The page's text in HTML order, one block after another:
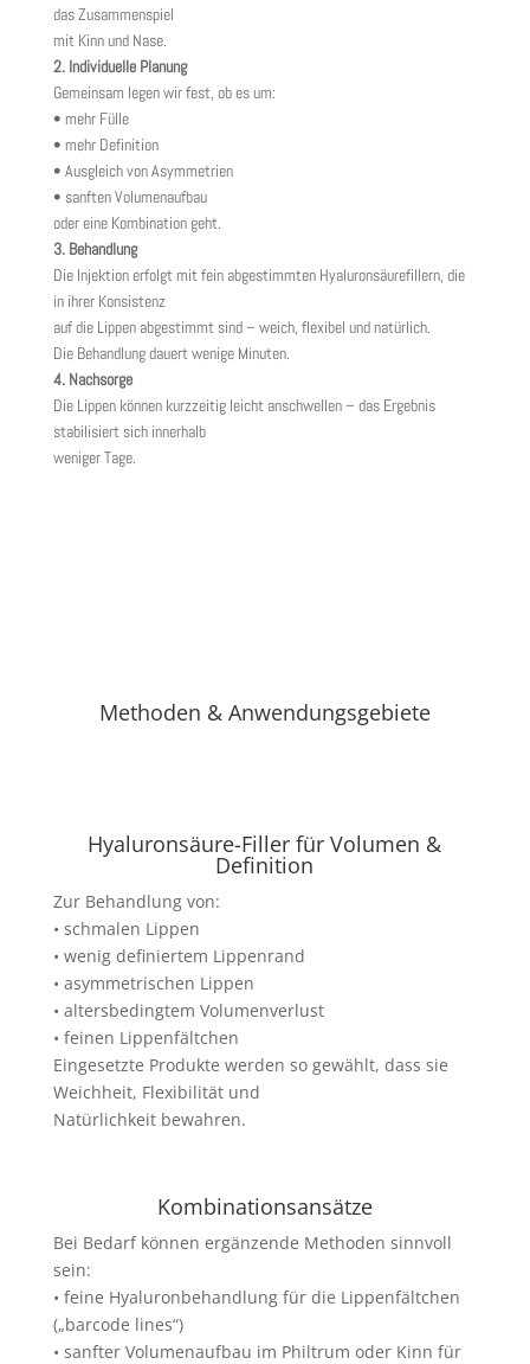
das Zusammenspiel
mit Kinn und Nase.
2. Individuelle Planung
Gemeinsam legen wir fest, ob es um:
• mehr Fülle
• mehr Definition
• Ausgleich von Asymmetrien
• sanften Volumenaufbau
oder eine Kombination geht.
3. Behandlung
Die Injektion erfolgt mit fein abgestimmten Hyaluronsäurefillern, die
in ihrer Konsistenz
auf die Lippen abgestimmt sind – weich, flexibel und natürlich.
Die Behandlung dauert wenige Minuten.
4. Nachsorge
Die Lippen können kurzzeitig leicht anschwellen – das Ergebnis
stabilisiert sich innerhalb
weniger Tage.
Methoden & Anwendungsgebiete
Hyaluronsäure-Filler für Volumen &
Definition
Zur Behandlung von:
• schmalen Lippen
• wenig definiertem Lippenrand
• asymmetrischen Lippen
• altersbedingtem Volumenverlust
• feinen Lippenfältchen
Eingesetzte Produkte werden so gewählt, dass sie
Weichheit, Flexibilität und
Natürlichkeit bewahren.
Kombinationsansätze
Bei Bedarf können ergänzende Methoden sinnvoll
sein:
• feine Hyaluronbehandlung für die Lippenfältchen
(„barcode lines“)
• sanfter Volumenaufbau im Philtrum oder Kinn für